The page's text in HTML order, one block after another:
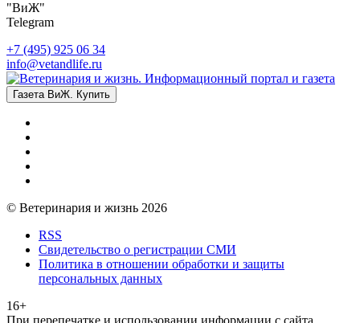
"ВиЖ"
Telegram
+7 (495) 925 06 34
info@vetandlife.ru
Газета ВиЖ. Купить
© Ветеринария и жизнь 2026
RSS
Свидетельство о регистрации СМИ
Политика в отношении обработки и защиты
персональных данных
16+